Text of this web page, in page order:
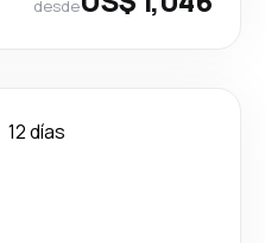
desde
12 días